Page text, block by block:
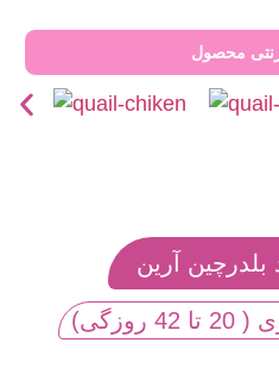
محصول
آرین